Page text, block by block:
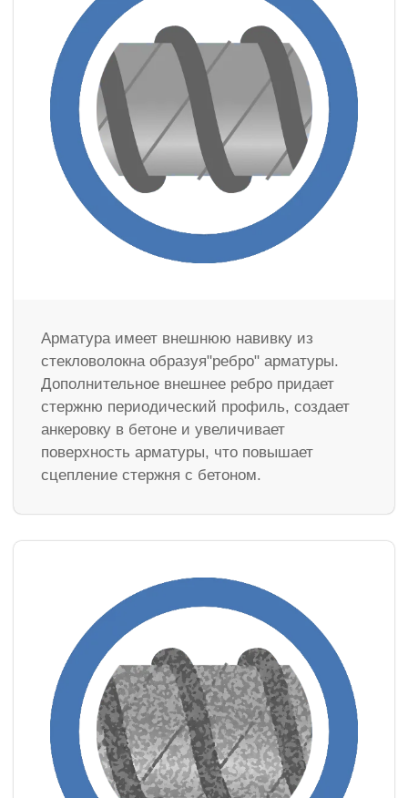
Арматура имеет внешнюю навивку из
стекловолокна образуя"ребро" арматуры.
Дополнительное внешнее ребро придает
стержню периодический профиль, создает
анкеровку в бетоне и увеличивает
поверхность арматуры, что повышает
сцепление стержня с бетоном.